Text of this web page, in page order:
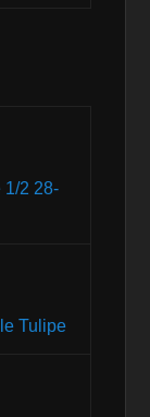
1/2 28-
Tulipe